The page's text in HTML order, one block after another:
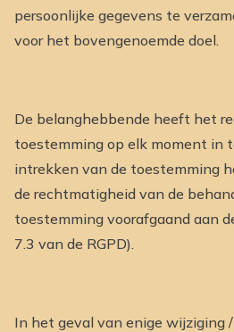
persoonlijke gegevens te
voor het bovengenoemde doel.
De belanghebbende heeft het
toestemming op elk moment in
intrekken van de toestemming
de rechtmatigheid van de
toestemming voorafgaand aan
7.3 van de RGPD).
In het geval van enige wijziging